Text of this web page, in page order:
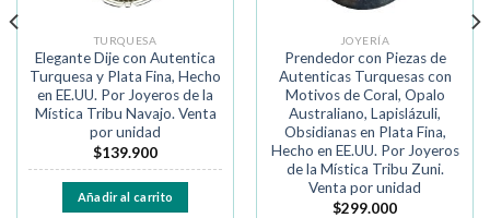
TURQUESA
Elegante Dije con Autentica
Turquesa y Plata Fina, Hecho
en EE.UU. Por Joyeros de la
Mística Tribu Navajo. Venta
por unidad
$139.900
Añadir al carrito
JOYERÍA
Prendedor con Piezas de
Autenticas Turquesas con
Motivos de Coral, Opalo
Australiano, Lapislázuli,
Obsidianas en Plata Fina,
Hecho en EE.UU. Por Joyeros
de la Mística Tribu Zuni.
Venta por unidad
$299.000